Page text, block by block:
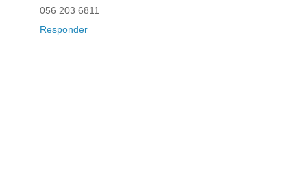
056 203 6811
Responder